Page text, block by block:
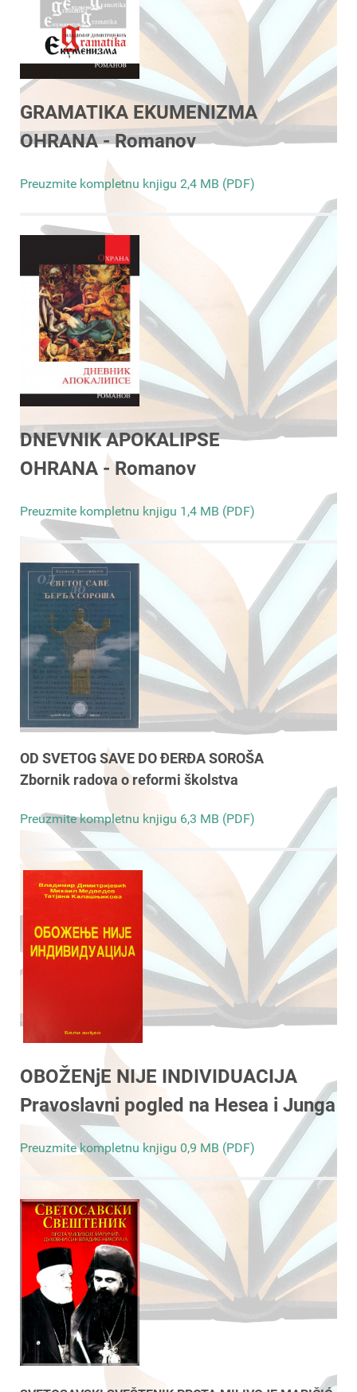
GRAMATIKA EKUMENIZMA
OHRANA - Romanov
Preuzmite kompletnu knjigu 2,4 MB (PDF)
DNEVNIK APOKALIPSE
OHRANA - Romanov
Preuzmite kompletnu knjigu 1,4 MB (PDF)
OD SVETOG SAVE DO ĐERĐA SOROŠA
Zbornik radova o reformi školstva
Preuzmite kompletnu knjigu 6,3 MB (PDF)
OBOŽENjE NIJE INDIVIDUACIJA
Pravoslavni pogled na Hesea i Junga
Preuzmite kompletnu knjigu 0,9 MB (PDF)